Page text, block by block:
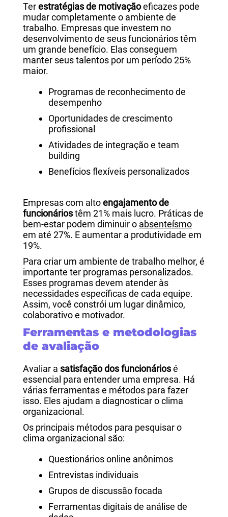
Terestratégias de motivaçãoeficazes pode
mudar completamente o ambiente de
trabalho. Empresas que investem no
desenvolvimento de seus funcionários têm
um grande benefício. Elas conseguem
manter seus talentos por um período 25%
maior.
Programas de reconhecimento de
desempenho
Oportunidades de crescimento
profissional
Atividades de integração e team
building
Benefícios flexíveis personalizados
Empresas com altoengajamento de
funcionáriostêm 21% mais lucro. Práticas de
bem-estar podem diminuir o absenteísmo
em até 27%. E aumentar a produtividade em
19%.
Para criar um ambiente de trabalho melhor, é
importante ter programas personalizados.
Esses programas devem atender às
necessidades específicas de cada equipe.
Assim, você constrói um lugar dinâmico,
colaborativo e motivador.
Ferramentas e metodologias
de avaliação
Avaliar a satisfação dos funcionáriosé
essencial para entender uma empresa. Há
várias ferramentas e métodos para fazer
isso. Eles ajudam a diagnosticar o clima
organizacional.
Os principais métodos para pesquisar o
clima organizacional são:
Questionários online anônimos
Entrevistas individuais
Grupos de discussão focada
Ferramentas digitais de análise de